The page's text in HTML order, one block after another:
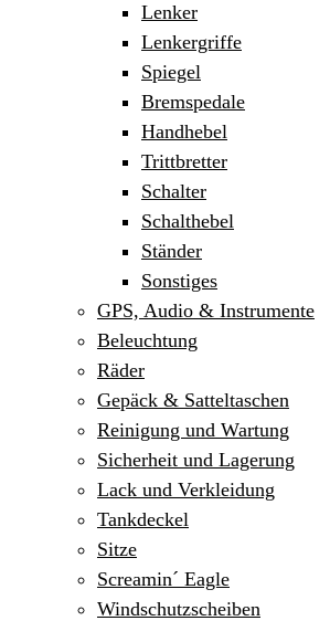
Lenker
Lenkergriffe
Spiegel
Bremspedale
Handhebel
Trittbretter
Schalter
Schalthebel
Ständer
Sonstiges
GPS, Audio & Instrumente
Beleuchtung
Räder
Gepäck & Satteltaschen
Reinigung und Wartung
Sicherheit und Lagerung
Lack und Verkleidung
Tankdeckel
Sitze
Screamin´ Eagle
Windschutzscheiben